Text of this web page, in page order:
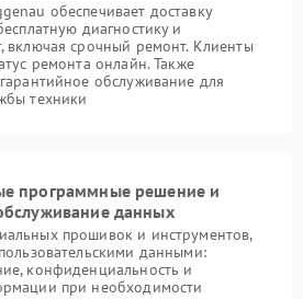
обеспечивает доставку
диагностику и
включая срочный ремонт. Клиенты
ремонта онлайн. Также
обслуживание для
техники
программные решение и
данных
прошивок и инструментов,
данными:
конфиденциальность и
при необходимости